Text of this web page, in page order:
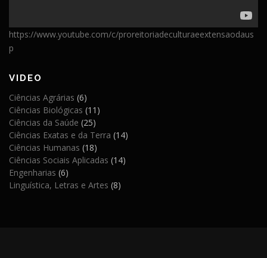
https://www.youtube.com/c/proreitoriadeculturaeextensaodaus
p
VIDEO
Ciências Agrárias (6)
Ciências Biológicas (11)
Ciências da Saúde (25)
Ciências Exatas e da Terra (14)
Ciências Humanas (18)
Ciências Sociais Aplicadas (14)
Engenharias (6)
Linguística, Letras e Artes (8)